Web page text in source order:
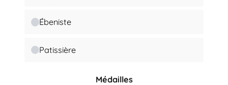
Ébeniste
Patissière
Médailles